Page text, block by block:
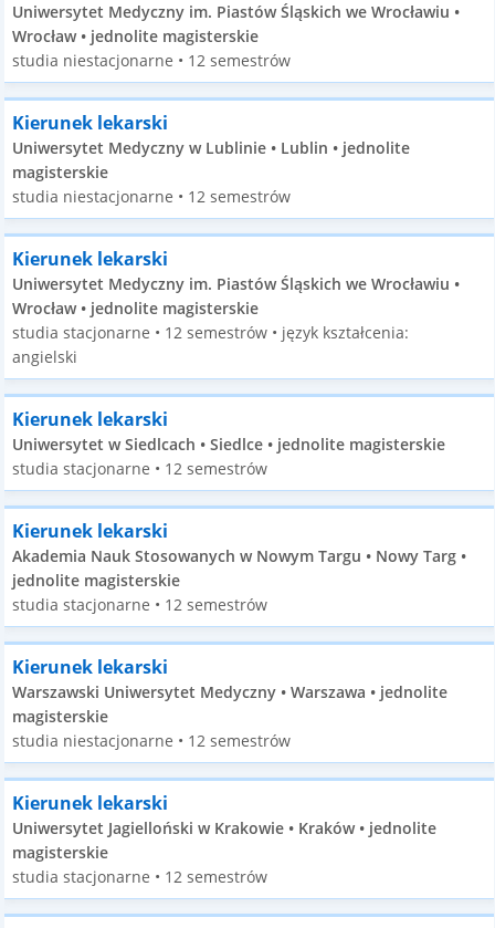
Uniwersytet Medyczny im. Piastów Śląskich we Wrocławiu •
Wrocław • jednolite magisterskie
studia niestacjonarne • 12 semestrów
Kierunek lekarski
Uniwersytet Medyczny w Lublinie • Lublin • jednolite
magisterskie
studia niestacjonarne • 12 semestrów
Kierunek lekarski
Uniwersytet Medyczny im. Piastów Śląskich we Wrocławiu •
Wrocław • jednolite magisterskie
studia stacjonarne • 12 semestrów • język kształcenia:
angielski
Kierunek lekarski
Uniwersytet w Siedlcach • Siedlce • jednolite magisterskie
studia stacjonarne • 12 semestrów
Kierunek lekarski
Akademia Nauk Stosowanych w Nowym Targu • Nowy Targ •
jednolite magisterskie
studia stacjonarne • 12 semestrów
Kierunek lekarski
Warszawski Uniwersytet Medyczny • Warszawa • jednolite
magisterskie
studia niestacjonarne • 12 semestrów
Kierunek lekarski
Uniwersytet Jagielloński w Krakowie • Kraków • jednolite
magisterskie
studia stacjonarne • 12 semestrów